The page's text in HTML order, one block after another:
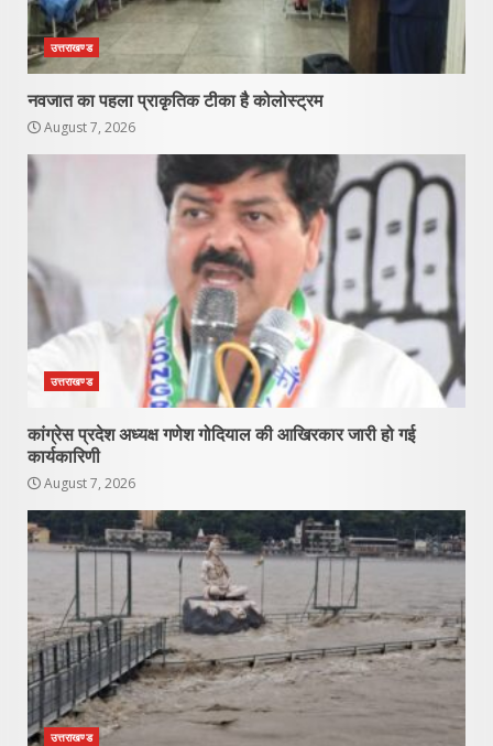
उत्तराखण्ड
नवजात का पहला प्राकृतिक टीका है कोलोस्ट्रम
August 7, 2026
उत्तराखण्ड
कांग्रेस प्रदेश अध्यक्ष गणेश गोदियाल की आखिरकार जारी हो गई
कार्यकारिणी
August 7, 2026
उत्तराखण्ड